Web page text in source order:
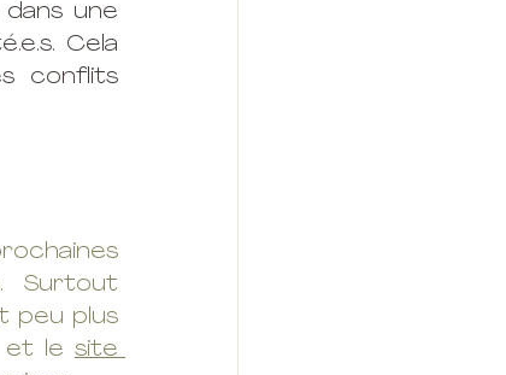
une
Cela
conflits
Surtout
peu plus
et le site